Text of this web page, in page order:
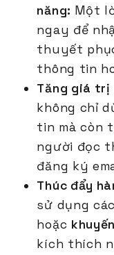
năng: Một
ngay để
thuyết
thông tin
Tăng giá trị
không chỉ
tin mà còn
người đọc
đăng ký
Thúc đẩy
sử dụng
hoặc
kích thích